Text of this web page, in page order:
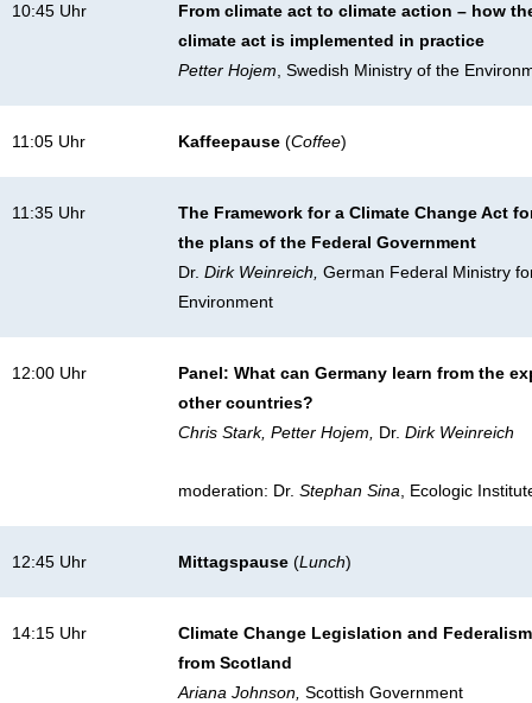
10:45 Uhr
From climate act to climate action – how
climate act is implemented in practice
Petter Hojem , Swedish Ministry of the
11:05 Uhr Kaffeepause (Coffee)
11:35 Uhr
The Framework for a Climate Change Act
the plans of the Federal Government
Dr. Dirk Weinreich, German Federal Ministry
Environment
12:00 Uhr
Panel: What can Germany learn from the
other countries?
Chris Stark, Petter Hojem, Dr. Dirk Weinreich
moderation: Dr. Stephan Sina , Ecologic
12:45 Uhr Mittagspause (Lunch)
14:15 Uhr
Climate Change Legislation and
from Scotland
Ariana Johnson, Scottish Government